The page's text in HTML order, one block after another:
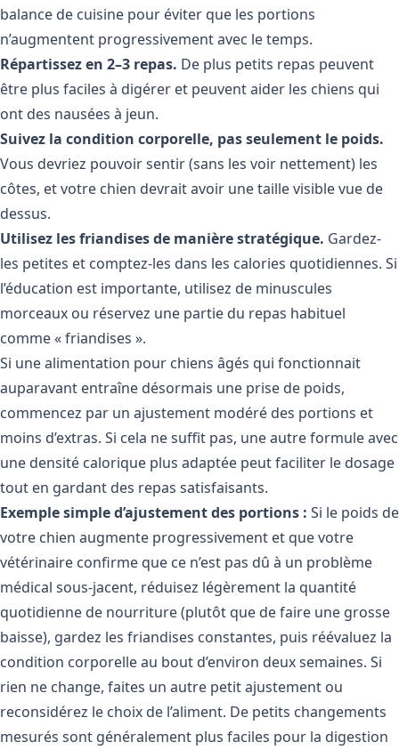
balance de cuisine pour éviter que les portions
n’augmentent progressivement avec le temps.
Répartissez en 2–3 repas. De plus petits repas peuvent
être plus faciles à digérer et peuvent aider les chiens qui
ont des nausées à jeun.
Suivez la condition corporelle, pas seulement le poids.
Vous devriez pouvoir sentir (sans les voir nettement) les
côtes, et votre chien devrait avoir une taille visible vue de
dessus.
Utilisez les friandises de manière stratégique. Gardez-
les petites et comptez-les dans les calories quotidiennes. Si
l’éducation est importante, utilisez de minuscules
morceaux ou réservez une partie du repas habituel
comme « friandises ».
Si une alimentation pour chiens âgés qui fonctionnait
auparavant entraîne désormais une prise de poids,
commencez par un ajustement modéré des portions et
moins d’extras. Si cela ne suffit pas, une autre formule avec
une densité calorique plus adaptée peut faciliter le dosage
tout en gardant des repas satisfaisants.
Exemple simple d’ajustement des portions : Si le poids de
votre chien augmente progressivement et que votre
vétérinaire confirme que ce n’est pas dû à un problème
médical sous-jacent, réduisez légèrement la quantité
quotidienne de nourriture (plutôt que de faire une grosse
baisse), gardez les friandises constantes, puis réévaluez la
condition corporelle au bout d’environ deux semaines. Si
rien ne change, faites un autre petit ajustement ou
reconsidérez le choix de l’aliment. De petits changements
mesurés sont généralement plus faciles pour la digestion